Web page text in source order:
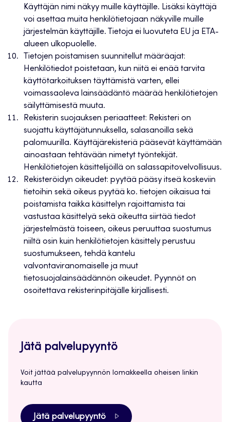
Käyttäjän nimi näkyy muille käyttäjille. Lisäksi käyttäjä
voi asettaa muita henkilötietojaan näkyville muille
järjestelmän käyttäjille. Tietoja ei luovuteta EU ja ETA-
alueen ulkopuolelle.
Tietojen poistamisen suunnitellut määräajat:
Henkilötiedot poistetaan, kun niitä ei enää tarvita
käyttötarkoituksen täyttämistä varten, ellei
voimassaoleva lainsäädäntö määrää henkilötietojen
säilyttämisestä muuta.
Rekisterin suojauksen periaatteet: Rekisteri on
suojattu käyttäjätunnuksella, salasanoilla sekä
palomuurilla. Käyttäjärekisteriä pääsevät käyttämään
ainoastaan tehtävään nimetyt työntekijät.
Henkilötietojen käsittelijöillä on salassapitovelvollisuus.
Rekisteröidyn oikeudet: pyytää pääsy itseä koskeviin
tietoihin sekä oikeus pyytää ko. tietojen oikaisua tai
poistamista taikka käsittelyn rajoittamista tai
vastustaa käsittelyä sekä oikeutta siirtää tiedot
järjestelmästä toiseen, oikeus peruuttaa suostumus
niiltä osin kuin henkilötietojen käsittely perustuu
suostumukseen, tehdä kantelu
valvontaviranomaiselle ja muut
tietosuojalainsäädännön oikeudet. Pyynnöt on
osoitettava rekisterinpitäjälle kirjallisesti.
Jätä palvelupyyntö
Voit jättää palvelupyynnön lomakkeella oheisen linkin
kautta
Jätä palvelupyyntö